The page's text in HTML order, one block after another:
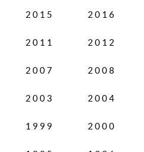
2016
2015
2012
2011
2008
2007
2004
2003
2000
1999